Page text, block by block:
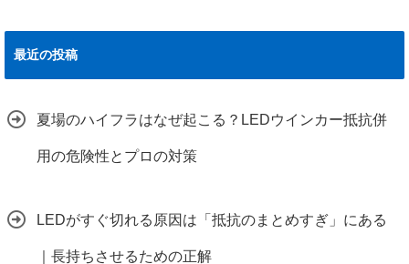
最近の投稿
夏場のハイフラはなぜ起こる？LEDウインカー抵抗併
用の危険性とプロの対策
LEDがすぐ切れる原因は「抵抗のまとめすぎ」にある
｜長持ちさせるための正解